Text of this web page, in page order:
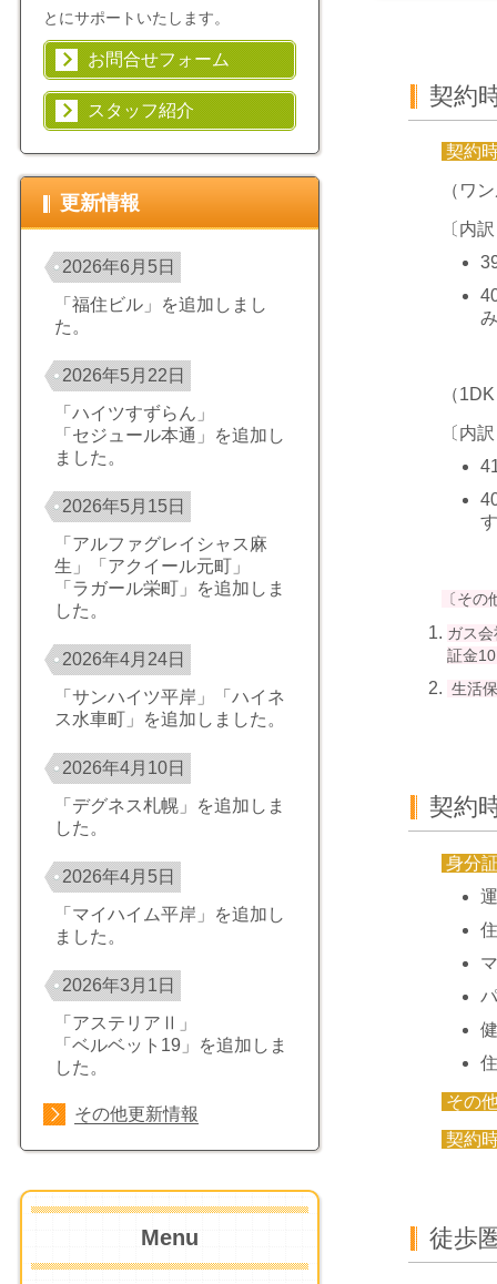
契約
契約
（ワ
〔内
（
〔内
〔そ
ガス
証金
生活
契約
身分
その
契約
徒歩
とにサポートいたします。
お問合せフォーム
スタッフ紹介
更新情報
2026年6月5日
「福住ビル」を追加しまし
た。
2026年5月22日
「ハイツすずらん」
「セジュール本通」を追加し
ました。
2026年5月15日
「アルファグレイシャス麻
生」「アクイール元町」
「ラガール栄町」を追加しま
した。
2026年4月24日
「サンハイツ平岸」「ハイネ
ス水車町」を追加しました。
2026年4月10日
「デグネス札幌」を追加しま
した。
2026年4月5日
「マイハイム平岸」を追加し
ました。
2026年3月1日
「アステリアⅡ」
「ベルベット19」を追加しま
した。
その他更新情報
Menu